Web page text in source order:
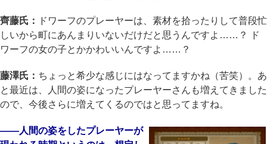
齊藤氏：
ドワーフのプレーヤーは、素材を拾ったりして普段忙
しいから町にあんまりいないだけだと思うんですよ……？ ド
ワーフの女の子とかかわいいんですよ……？
藤澤氏： ちょっと希少な感じにはなってますかね（苦笑）。あ
と最近は、人間の姿になったプレーヤーさんも増えてきました
ので、今後さらに増えてくるのではと思ってますね。
――人間の姿をしたプレーヤーが